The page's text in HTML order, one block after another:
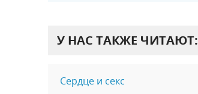
У НАС ТАКЖЕ ЧИТАЮТ:
Сердце и секс